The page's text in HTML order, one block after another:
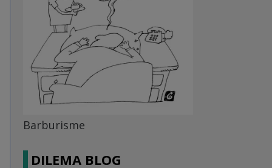
Barburisme
DILEMA BLOG